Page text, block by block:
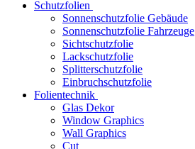
Schutzfolien
Sonnenschutzfolie Gebäude
Sonnenschutzfolie Fahrzeuge
Sichtschutzfolie
Lackschutzfolie
Splitterschutzfolie
Einbruchschutzfolie
Folientechnik
Glas Dekor
Window Graphics
Wall Graphics
Cut